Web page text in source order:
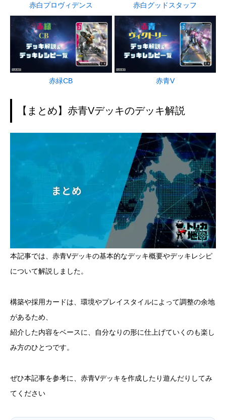
赤白プロヴィデンス 赤白グッドスタッフ
赤緑CB 赤青V
【まとめ】赤青Vデッキのデッキ解説
本記事では、赤青Vデッキの基本的なデッキ概要やデッキレシピ
について解説しました。
構築や採用カードは、環境やプレイスタイルによって調整の余地
があるため、
紹介した内容をベースに、自分なりの形に仕上げていくのも楽し
み方のひとつです。
ぜひ本記事を参考に、赤青Vデッキを作成したり遊んだりしてみ
てください